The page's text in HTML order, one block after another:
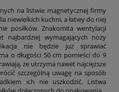
na listwie magnetycznej firmy
niewielkich kuchni, a łatwy do niej
posiłków. Znakomita wentylacji
najbardziej wymagających noży
nie będzie już sprawiać
o długości 50 cm pomieści do 9
że utrzyma nawet najcięższe
szczególną uwagę na sposób
ich nie uszkodzić. Listwa